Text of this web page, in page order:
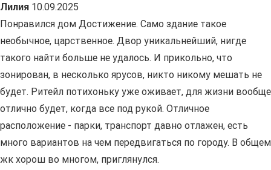
Лилия 10.09.2025
Понравился дом Достижение. Само здание такое
необычное, царственное. Двор уникальнейший, нигде
такого найти больше не удалось. И прикольно, что
зонирован, в несколько ярусов, никто никому мешать не
будет. Ритейл потихоньку уже оживает, для жизни вообще
отлично будет, когда все под рукой. Отличное
расположение - парки, транспорт давно отлажен, есть
много вариантов на чем передвигаться по городу. В общем
жк хорош во многом, приглянулся.